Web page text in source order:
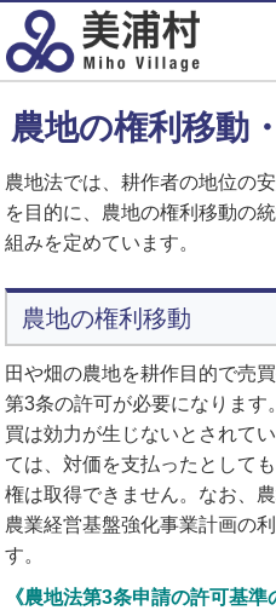
農地の権利移動
農地法では、耕作者の地位の
を目的に、農地の権利移動の
組みを定めています。
農地の権利移動
田や畑の農地を耕作目的で売
第3条の許可が必要になりま
買は効力が生じないとされて
ては、対価を支払ったとして
権は取得できません。なお、
農業経営基盤強化事業計画の
す。
《農地法第3条申請の許可基準